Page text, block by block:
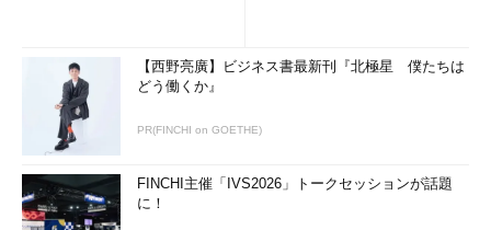
【西野亮廣】ビジネス書最新刊『北極星 僕たちは
どう働くか』
PR(FINCHI on GOETHE)
FINCHI主催「IVS2026」トークセッションが話題
に！